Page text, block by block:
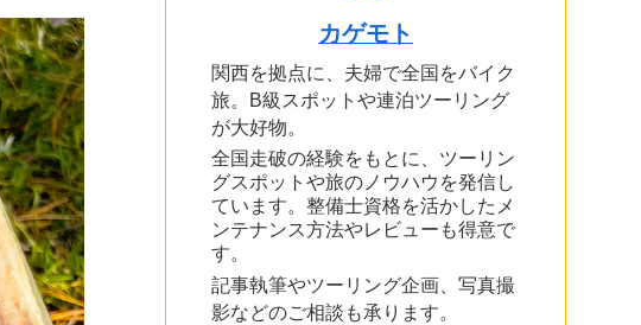
カゲモト
関西を拠点に、夫婦で全国をバイク
旅。B級スポットや連泊ツーリング
が大好物。
全国走破の経験をもとに、ツーリン
グスポットや旅のノウハウを発信し
ています。整備士資格を活かしたメ
ンテナンス方法やレビューも得意で
す。
記事執筆やツーリング企画、写真撮
影などのご相談も承ります。